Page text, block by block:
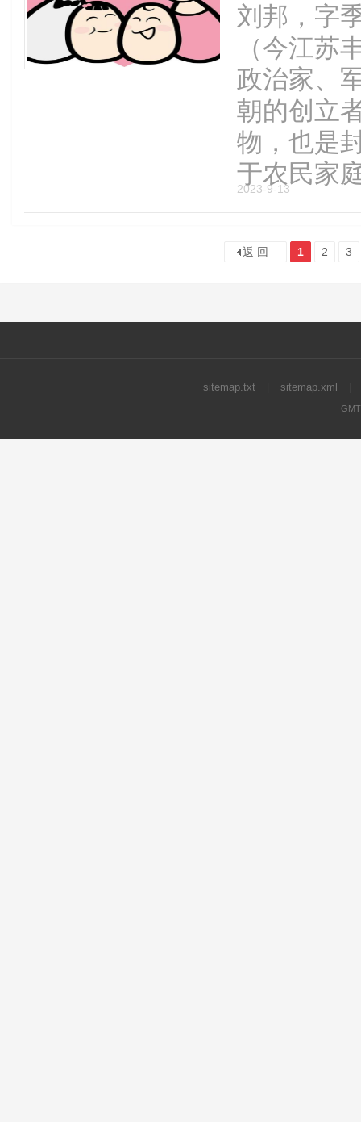
刘邦，字
（今江苏
政治家、
朝的创立
物，也是
于农民家
2023-9-13
1 2 3
返 回
sitemap.txt sitemap.xml